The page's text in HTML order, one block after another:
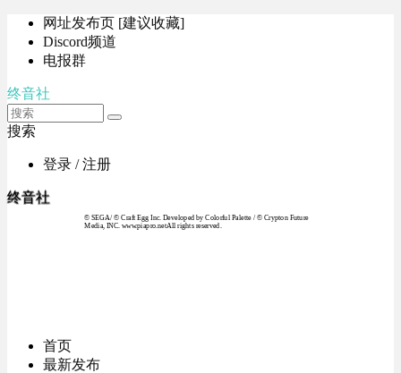
网址发布页 [建议收藏]
Discord频道
电报群
终音社
搜索
登录 / 注册
终音社
© SEGA / © Craft Egg Inc. Developed by Colorful Palette / © Crypton Future
Media, INC. www.piapro.netAll rights reserved.
首页
最新发布